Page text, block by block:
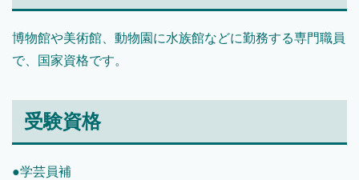
博物館や美術館、動物園に水族館などに勤務する専門職員
で、国家資格です。
受験資格
●学芸員補